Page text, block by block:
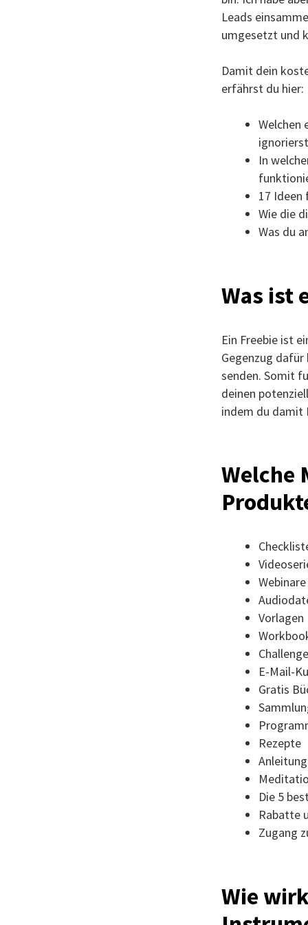
Leads
umgesetzt und
Damit dein
erfährst du hier:
Welchen
In
17
Wie die
Was du
Was ist
Ein Freebie ist
Gegenzug
senden. Somit
deinen
indem du damit
Welche
Webinare
Vorlagen
E-Mail-
Gratis
Rezepte
Die 5
Rabatte
Zugang
Wie